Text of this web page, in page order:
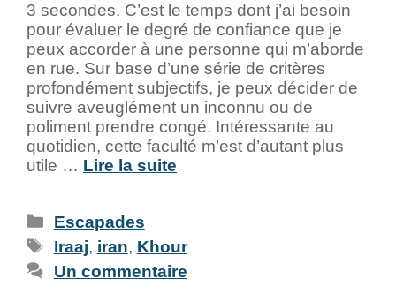
3 secondes. C’est le temps dont j’ai besoin
pour évaluer le degré de confiance que je
peux accorder à une personne qui m’aborde
en rue. Sur base d’une série de critères
profondément subjectifs, je peux décider de
suivre aveuglément un inconnu ou de
poliment prendre congé. Intéressante au
quotidien, cette faculté m’est d’autant plus
utile … Lire la suite
Escapades
Iraaj, iran, Khour
Un commentaire